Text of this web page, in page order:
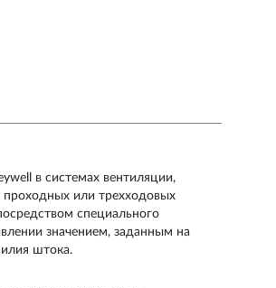
в системах вентиляции,
проходных или трехходовых
специального
значением, заданным на
штока.